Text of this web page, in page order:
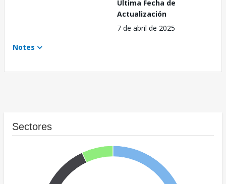
Última Fecha de
Actualización
7 de abril de 2025
Notes
Sectores